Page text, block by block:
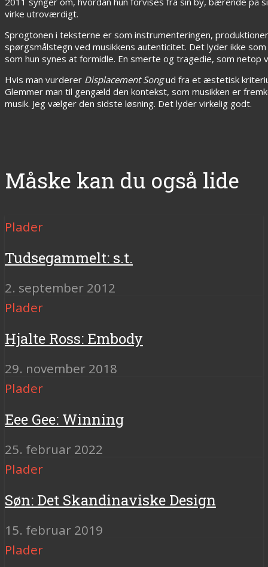
virke utroværdigt.
Sprogtonen i teksterne er som instrumenteringen,
spørgsmålstegn ved musikkens autenticitet. Det lyder ikke
som hun synes at formidle. En smerte og tragedie, som
Hvis man vurderer Displacement Songud fra et æstetisk
Glemmer man til gengæld den kontekst, som musikken er
musik. Jeg vælger den sidste løsning. Det lyder virkelig godt.
Måske kan du også lide
Plader
Tudsegammelt: s.t.
2. september 2012
Plader
Hjalte Ross: Embody
29. november 2018
Plader
Eee Gee: Winning
25. februar 2022
Plader
Søn: Det Skandinaviske Design
15. februar 2019
Plader